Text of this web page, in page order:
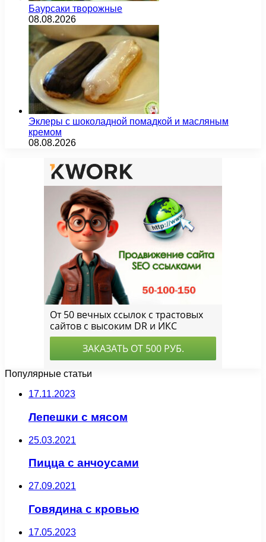
Баурсаки творожные
08.08.2026
Эклеры с шоколадной помадкой и масляным
кремом
08.08.2026
Популярные статьи
17.11.2023
Лепешки с мясом
25.03.2021
Пицца с анчоусами
27.09.2021
Говядина с кровью
17.05.2023